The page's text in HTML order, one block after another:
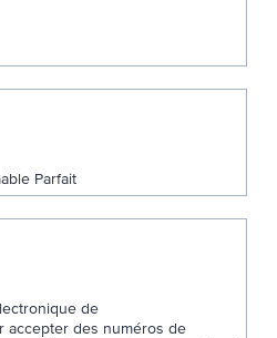
Parfait
de
accepter des numéros de